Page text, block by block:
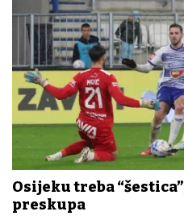
Osijeku treba
preskupa